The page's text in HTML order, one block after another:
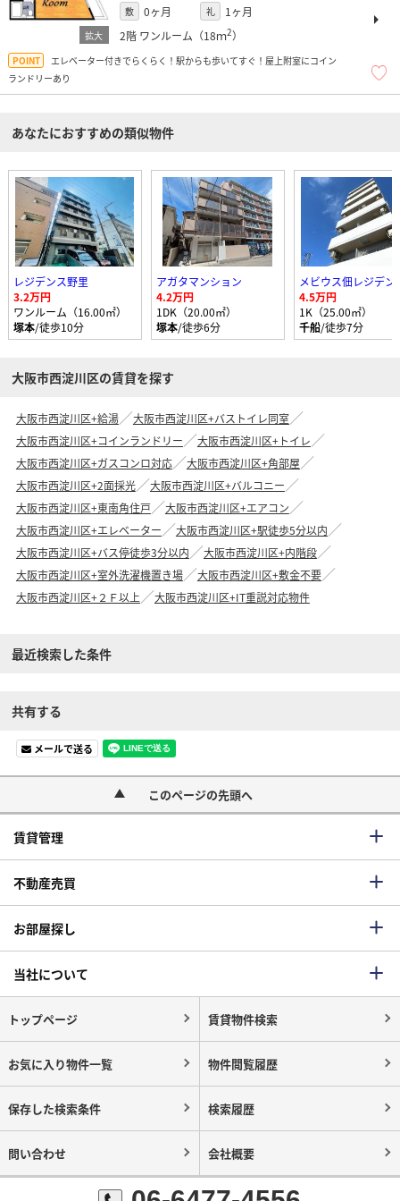
敷 0ヶ月 礼
1ヶ月
2階 ワンルーム（18ｍ2）
エレベーター付きでらくらく！駅からも歩いてすぐ！屋上附室にコイン
ランドリーあり
あなたにおすすめの類似物件
レジデンス野里
3.2万円
ワンルーム（16.00㎡）
塚本/徒歩10分
アガタマンション
4.2万円
1DK（20.00㎡）
塚本/徒歩6分
メビウス佃レジデン
4.5万円
1K（25.00㎡）
千船/徒歩7分
大阪市西淀川区の賃貸を探す
大阪市西淀川区+給湯
大阪市西淀川区+バストイレ同室
大阪市西淀川区+コインランドリー
大阪市西淀川区+トイレ
大阪市西淀川区+ガスコンロ対応
大阪市西淀川区+角部屋
大阪市西淀川区+2面採光
大阪市西淀川区+バルコニー
大阪市西淀川区+東南角住戸
大阪市西淀川区+エアコン
大阪市西淀川区+エレベーター
大阪市西淀川区+駅徒歩5分以内
大阪市西淀川区+バス停徒歩3分以内
大阪市西淀川区+内階段
大阪市西淀川区+室外洗濯機置き場
大阪市西淀川区+敷金不要
大阪市西淀川区+２Ｆ以上
大阪市西淀川区+IT重説対応物件
最近検索した条件
共有する
メールで送る
このページの先頭へ
賃貸管理
不動産売買
お部屋探し
当社について
トップページ 賃貸物件検索
お気に入り物件一覧 物件閲覧履歴
保存した検索条件 検索履歴
問い合わせ 会社概要